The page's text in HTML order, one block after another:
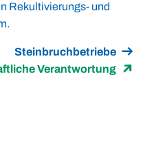
Rekultivierungs- und
Steinbruchbetriebe
Verantwortung